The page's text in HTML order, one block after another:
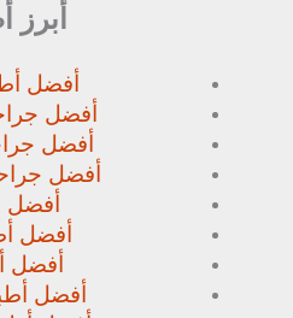
أبرز
أفضل
أفضل
أفضل
أفضل
أفضل
أفضل
أفضل
أفضل